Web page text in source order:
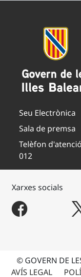
Seu Electrònica
Sala de premsa
Telèfon d'atenció
012
Xarxes socials
© GOVERN DE
AVÍS LEGAL